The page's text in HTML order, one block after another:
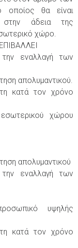
οποίος θα είναι
στην άδεια της
χώρο.
εναλλαγή των
απολυμαντικού.
κατά τον χρόνο
εσωτερικού χώρου
απολυμαντικού
εναλλαγή των
υψηλής
κατά τον χρόνο